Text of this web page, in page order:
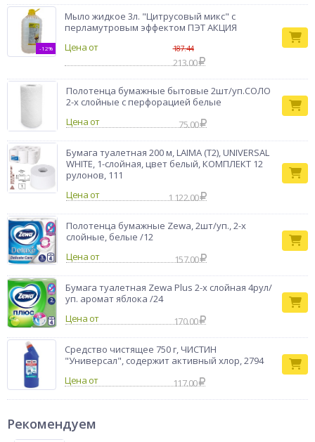
-12%
Мыло жидкое 3л. "Цитрусовый микс" с
перламутровым эффектом ПЭТ АКЦИЯ
Цена от
187.44
213.00
Полотенца бумажные бытовые 2шт/уп.СОЛО
2-х слойные с перфорацией белые
Цена от
75.00
Бумага туалетная 200 м, LAIMA (T2), UNIVERSAL
WHITE, 1-слойная, цвет белый, КОМПЛЕКТ 12
рулонов, 111
Цена от
1 122.00
Полотенца бумажные Zewa, 2шт/уп., 2-х
слойные, белые /12
Цена от
157.00
Бумага туалетная Zewa Plus 2-х слойная 4рул/
уп. аромат яблока /24
Цена от
170.00
Средство чистящее 750 г, ЧИСТИН
"Универсал", содержит активный хлор, 2794
Цена от
117.00
Рекомендуем